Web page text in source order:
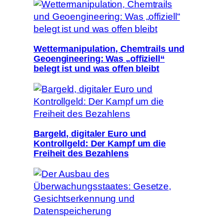
Wettermanipulation, Chemtrails und
Geoengineering: Was „offiziell“
belegt ist und was offen bleibt
Bargeld, digitaler Euro und
Kontrollgeld: Der Kampf um die
Freiheit des Bezahlens